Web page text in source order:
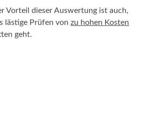
Vorteil dieser Auswertung ist auch,
lästige Prüfen vonzu hohen Kosten
geht.